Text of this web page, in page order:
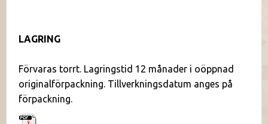
LAGRING
Förvaras torrt. Lagringstid 12 månader i oöppnad
originalförpackning. Tillverkningsdatum anges på
förpackning.